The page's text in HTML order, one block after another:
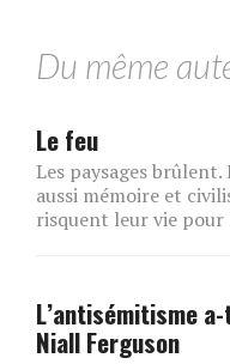
Du même
Le feu
Les paysages
aussi mémoire et
risquent leur vie pour
L’antisémitisme
Niall Ferguson